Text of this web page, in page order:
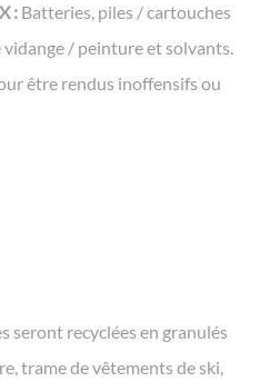
: Batteries, piles / cartouches
/ peinture et solvants.
être rendus inoffensifs ou
seront recyclées en granulés
trame de vêtements de ski,